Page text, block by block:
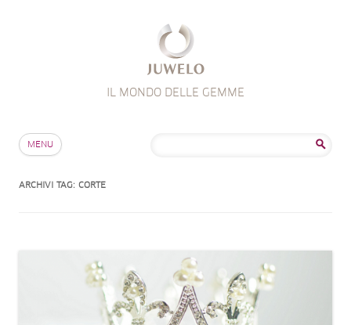
IL MONDO DELLE GEMME
MENU
ARCHIVI TAG: CORTE